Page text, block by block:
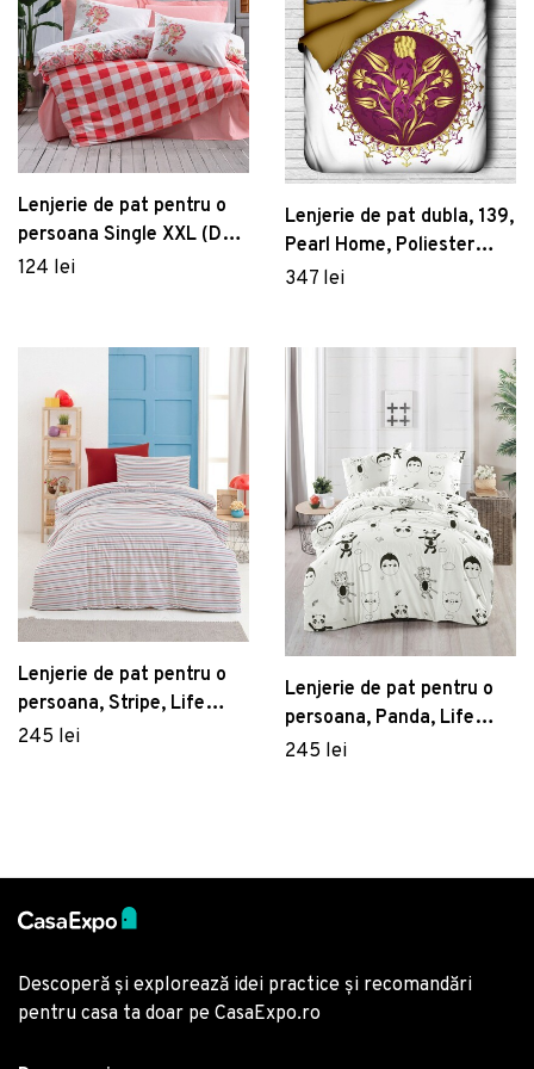
Lenjerie de pat pentru o
persoana Single XXL (DE),
Oregano - Pink, Cotton
124 lei
Lenjerie de pat dubla, 139,
Pearl Home, Poliester
Satinat
347 lei
Lenjerie de pat pentru o
persoana, Stripe, Life
Style, Bumbac Ranforce
245 lei
Lenjerie de pat pentru o
persoana, Panda, Life
Style, Bumbac Ranforce
245 lei
Descoperă și explorează idei practice și recomandări
pentru casa ta doar pe CasaExpo.ro